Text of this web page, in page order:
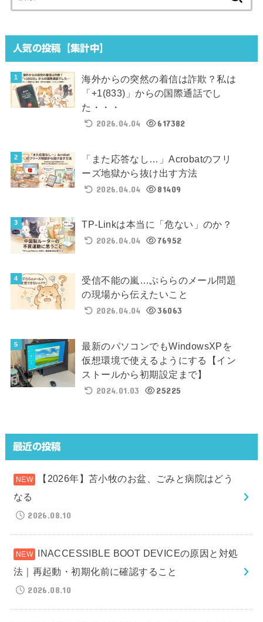
索:
人気の投稿【集計中】
海外からの突然の着信は詐欺？私は
「+1(833)」からの国際通話でし
た・・・
2026.04.04
617382
「また応答なし…」Acrobatのフリ
ーズ地獄から抜け出す方法
2026.04.04
81409
TP-Linkは本当に「危ない」のか？
2026.04.04
76952
受信不能の嵐…ぷららのメール問題
の現場から伝えたいこと
2026.04.04
36063
最新のパソコンでもWindowsXPを
仮想環境で使えるようにする【イン
ストールから初期設定まで】
2024.01.03
25225
最近の投稿
【2026年】苫小牧のお盆、ごみと病院はどう
なる
2026.08.10
INACCESSIBLE BOOT DEVICEの原因と対処
法｜再起動・初期化前に確認すること
2026.08.10